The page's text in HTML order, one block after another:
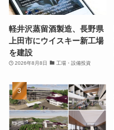
軽井沢蒸留酒製造、長野県
上田市にウイスキー新工場
を建設
2026年8月8日 工場・設備投資